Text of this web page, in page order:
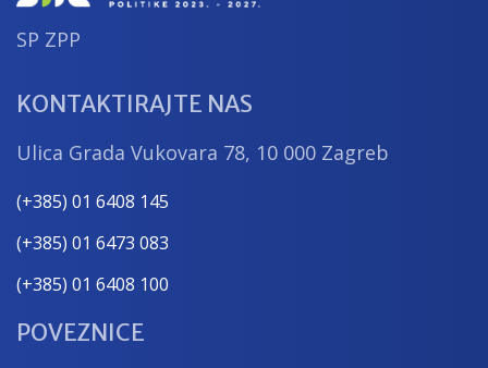
SP ZPP
KONTAKTIRAJTE NAS
Ulica Grada Vukovara 78, 10 000 Zagreb
(+385) 01 6408 145
(+385) 01 6473 083
(+385) 01 6408 100
POVEZNICE